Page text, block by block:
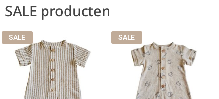
SALE producten
SALE SALE